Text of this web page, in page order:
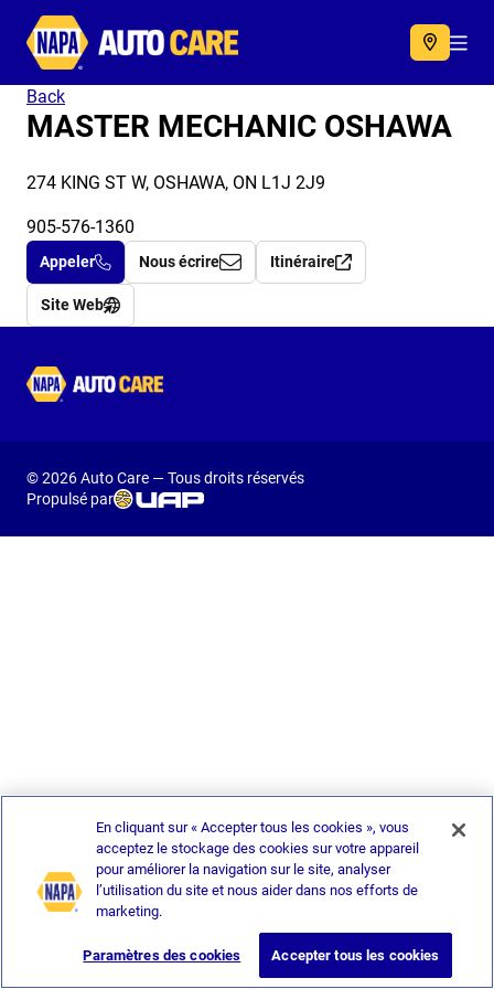
Autocare
Back
MASTER MECHANIC OSHAWA
274 KING ST W, OSHAWA, ON L1J 2J9
905-576-1360
Appeler Nous écrire Itinéraire
Site Web
Autocare
© 2026 Auto Care — Tous droits réservés
Propulsé par
En cliquant sur « Accepter tous les cookies », vous
acceptez le stockage des cookies sur votre appareil
pour améliorer la navigation sur le site, analyser
l’utilisation du site et nous aider dans nos efforts de
marketing.
Paramètres des cookies Accepter tous les cookies